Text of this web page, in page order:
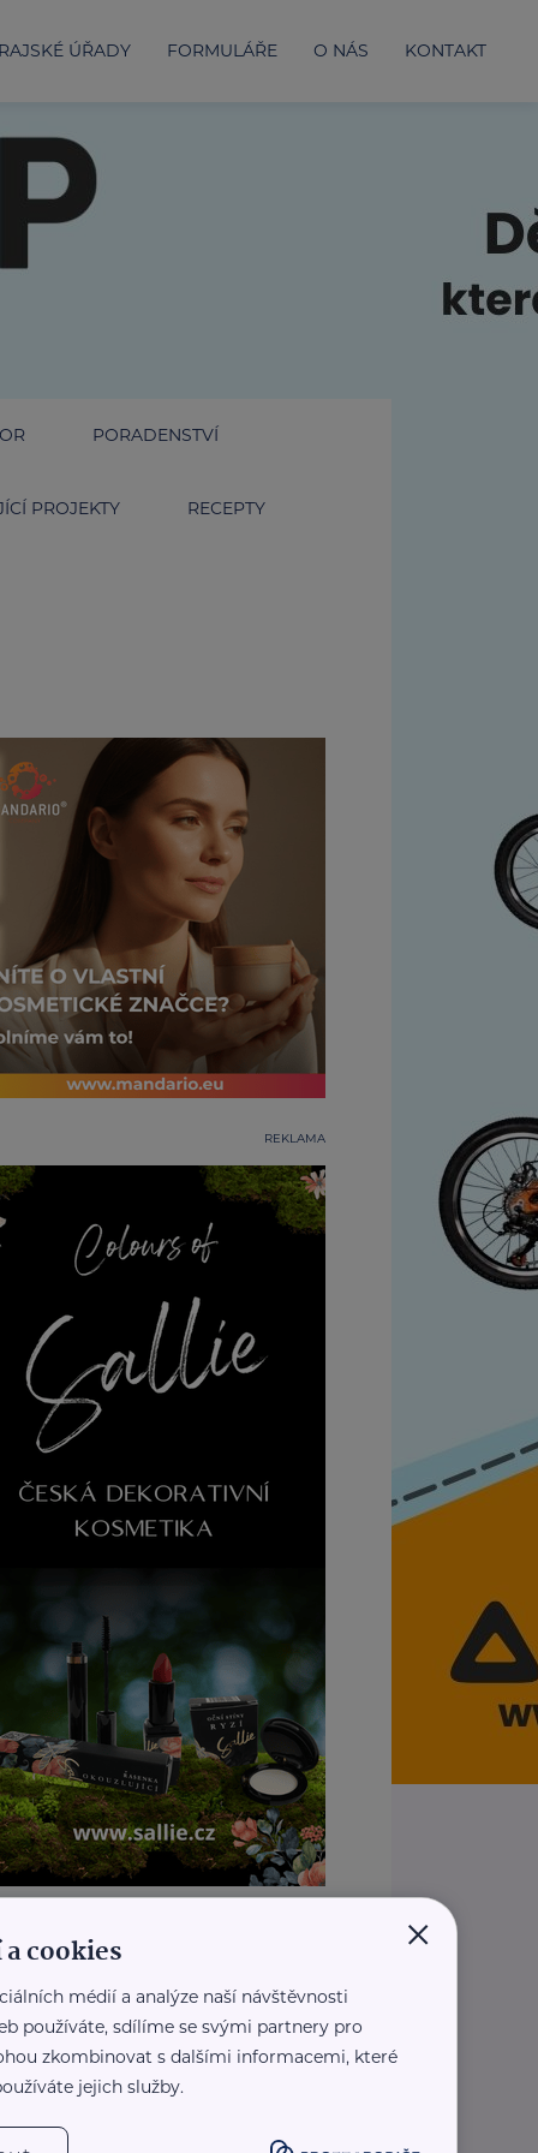
ÚŘADY FORMULÁŘE O NÁS KONTAKT
PORADENSTVÍ
PROJEKTY RECEPTY
REKLAMA
×
cookies
médií a analýze naší návštěvnosti
používáte, sdílíme se svými partnery pro
zkombinovat s dalšími informacemi, které
jejich služby.